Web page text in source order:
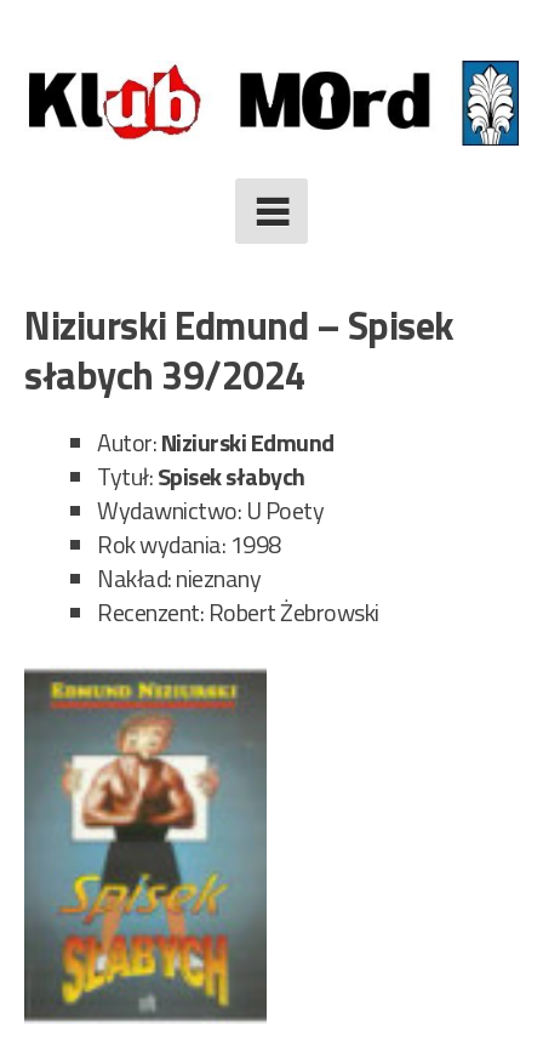
to
content
Niziurski Edmund – Spisek
słabych 39/2024
Autor:Niziurski Edmund
Tytuł:Spisek słabych
Wydawnictwo: U Poety
Rok wydania: 1998
Nakład: nieznany
Recenzent: Robert Żebrowski